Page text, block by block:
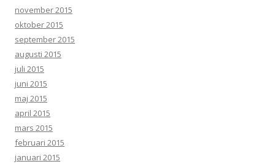
november 2015
oktober 2015
september 2015
augusti 2015
juli 2015
juni 2015
maj 2015
april 2015
mars 2015
februari 2015
januari 2015